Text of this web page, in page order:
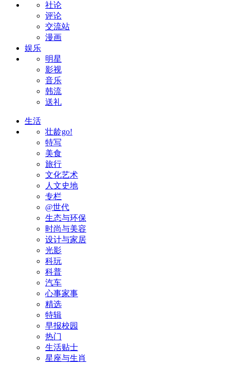
社论
评论
交流站
漫画
娱乐
明星
影视
音乐
韩流
送礼
生活
壮龄go!
特写
美食
旅行
文化艺术
人文史地
专栏
@世代
生态与环保
时尚与美容
设计与家居
光影
科玩
科普
汽车
心事家事
精选
特辑
早报校园
热门
生活贴士
星座与生肖